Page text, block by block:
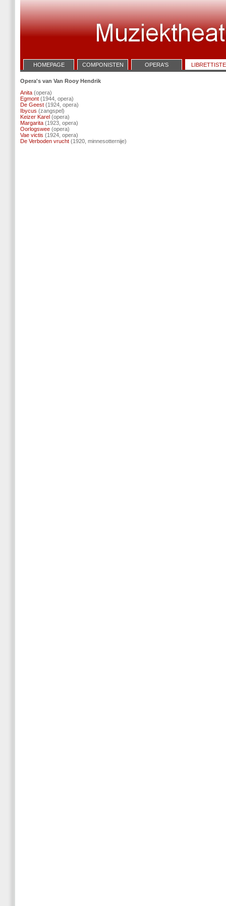
HOMEPAGE COMPONISTEN OPERA'S
Opera's van Van Rooy Hendrik
Anita (opera)
Egmont (1944, opera)
De Geest (1924, opera)
Ibycus (zangspel)
Keizer Karel (opera)
Margarita (1923, opera)
Oorlogswee (opera)
Vae victis (1924, opera)
De Verboden vrucht (1920, minnesotternije)